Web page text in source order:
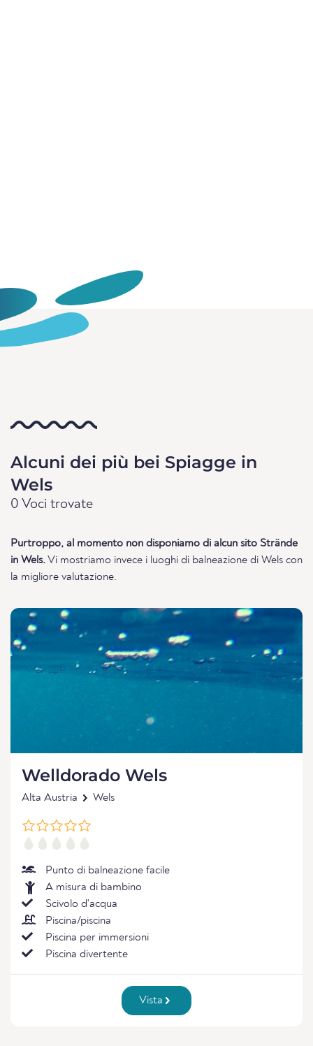
Alcuni dei più bei Spiagge in
Wels
0 Voci trovate
Purtroppo, al momento non disponiamo di alcun sito Strände
in Wels.Vi mostriamo invece i luoghi di balneazione di Wels con
la migliore valutazione.
Welldorado Wels
Alta Austria Wels
Punto di balneazione facile
A misura di bambino
Scivolo d'acqua
Piscina/piscina
Piscina per immersioni
Piscina divertente
Vista